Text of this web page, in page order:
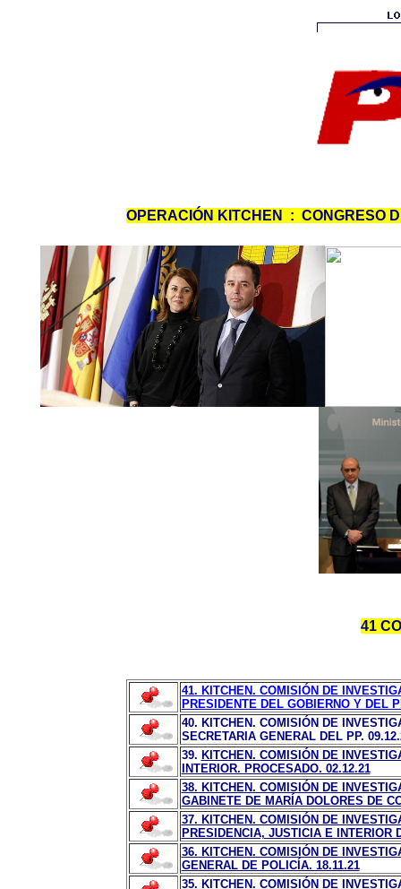
OPERACIÓN KITCHEN : CONGRESO
41
41. KITCHEN. COMISIÓN DE
PRESIDENTE DEL GOBIERNO Y DEL
40. KITCHEN. COMISIÓN DE
SECRETARIA GENERAL DEL PP.
39. KITCHEN. COMISIÓN DE
INTERIOR. PROCESADO. 02.12.21
38. KITCHEN. COMISIÓN DE
GABINETE DE MARÍA DOLORES DE
37. KITCHEN. COMISIÓN DE
PRESIDENCIA, JUSTICIA E INTERIOR
36. KITCHEN. COMISIÓN DE
GENERAL DE POLICÍA. 18.11.21
35. KITCHEN. COMISIÓN DE